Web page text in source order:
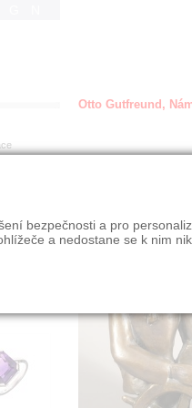
Otto Gutfreund,
bezpečnosti a pro
a nedostane se k nim